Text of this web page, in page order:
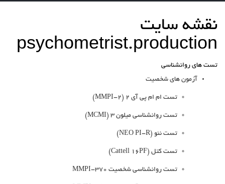
نقشه سایت
psychometrist.production
تست های روانشناسی
آزمون های شخصیت
تست ام ام پی آی 2 (MMPI-2)
تست روانشناسی میلون 3 (MCMI)
تست نئو (NEO PI-R)
تست کتل (Cattell 16PF)
تست روانشناسی شخصیت MMPI-370